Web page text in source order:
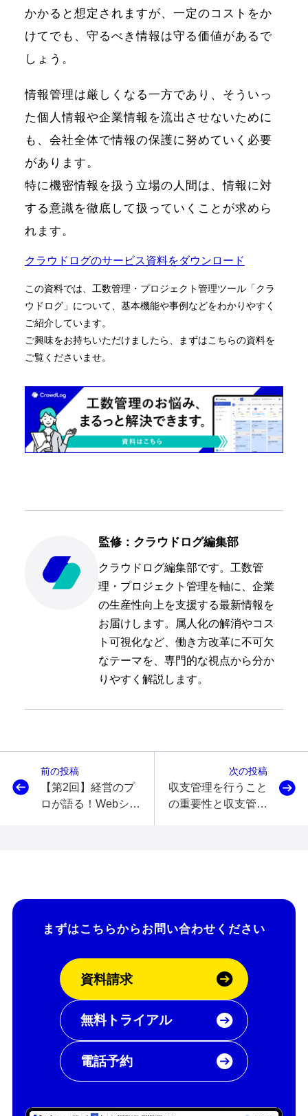
かかると想定されますが、一定のコストをか
けてでも、守るべき情報は守る価値があるで
しょう。
情報管理は厳しくなる一方であり、そういっ
た個人情報や企業情報を流出させないために
も、会社全体で情報の保護に努めていく必要
があります。
特に機密情報を扱う立場の人間は、情報に対
する意識を徹底して扱っていくことが求めら
れます。
クラウドログのサービス資料をダウンロード
この資料では、工数管理・プロジェクト管理ツール「クラ
ウドログ」について、基本機能や事例などをわかりやすく
ご紹介しています。
ご興味をお持ちいただけましたら、まずはこちらの資料を
ご覧くださいませ。
監修：クラウドログ編集部
クラウドログ編集部です。工数管
理・プロジェクト管理を軸に、企業
の生産性向上を支援する最新情報を
お届けします。属人化の解消やコス
ト可視化など、働き方改革に不可欠
なテーマを、専門的な視点から分か
りやすく解説します。
前の投稿
【第2回】経営のプ
ロが語る！Webシス
次の投稿
収支管理を行うこと
の重要性と収支管理
まずはこちらから お問い合わせください
資料請求
無料トライアル
電話予約